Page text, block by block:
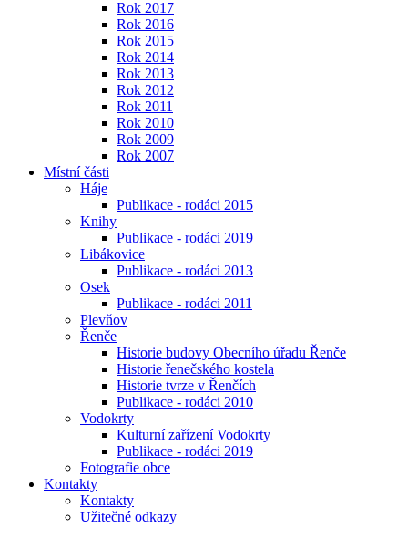
Rok 2017
Rok 2016
Rok 2015
Rok 2014
Rok 2013
Rok 2012
Rok 2011
Rok 2010
Rok 2009
Rok 2007
Místní části
Háje
Publikace - rodáci 2015
Knihy
Publikace - rodáci 2019
Libákovice
Publikace - rodáci 2013
Osek
Publikace - rodáci 2011
Plevňov
Řenče
Historie budovy Obecního úřadu Řenče
Historie řenečského kostela
Historie tvrze v Řenčích
Publikace - rodáci 2010
Vodokrty
Kulturní zařízení Vodokrty
Publikace - rodáci 2019
Fotografie obce
Kontakty
Kontakty
Užitečné odkazy